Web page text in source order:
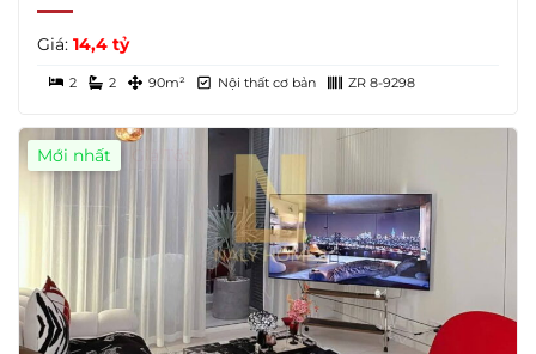
Giá: 14,4 tỷ
2 2 90m² Nội thất cơ bản ZR 8-9298
Mới nhất